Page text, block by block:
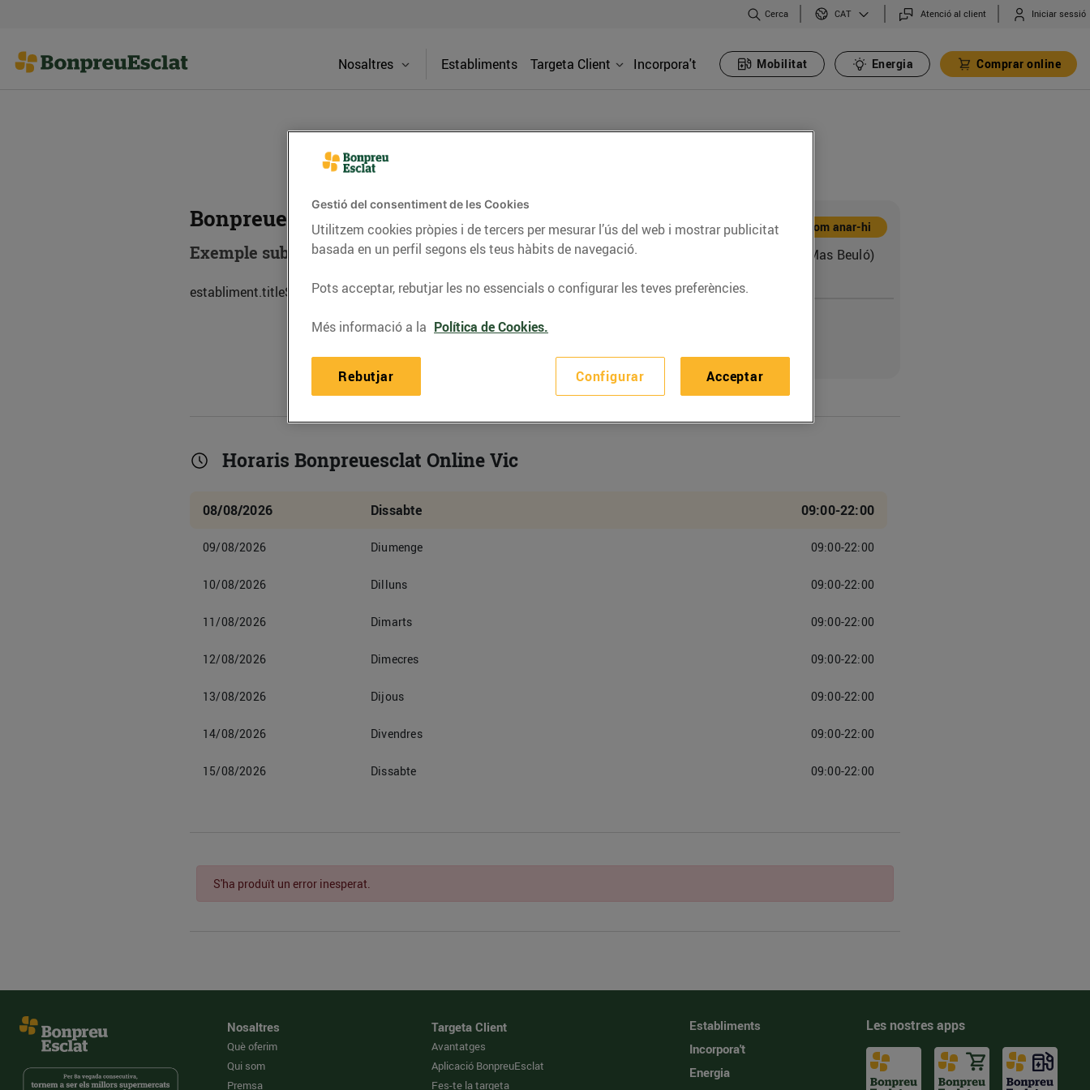
Cerca CAT Atenció al client Iniciar sessió
Nosaltres Establiments Targeta Client Incorpora't Mobilitat Energia Comprar online
Bonpreuesclat Online CR Vic
Exemple subtitol establiment
establiment.titleSub.descripcio.0
Adreça Com anar-hi
C. de Ripoll, 20 (Pol. Ind. Mas Beuló)
938268665
Horaris Bonpreuesclat Online Vic
08/08/2026 Dissabte 09:00-22:00
09/08/2026 Diumenge 09:00-22:00
10/08/2026 Dilluns 09:00-22:00
11/08/2026 Dimarts 09:00-22:00
12/08/2026 Dimecres 09:00-22:00
13/08/2026 Dijous 09:00-22:00
14/08/2026 Divendres 09:00-22:00
15/08/2026 Dissabte 09:00-22:00
S'ha produït un error inesperat.
Nosaltres
Què oferim
Qui som
Premsa
Targeta Client
Avantatges
Aplicació BonpreuEsclat
Fes-te la targeta
Establiments
Incorpora't
Energia
Les nostres apps
Gestió del consentiment de les Cookies
Utilitzem cookies pròpies i de tercers per mesurar l’ús del web i mostrar publicitat
basada en un perfil segons els teus hàbits de navegació.
Pots acceptar, rebutjar les no essencials o configurar les teves preferències.
Més informació a la Política de Cookies.
Configurar
Rebutjar Acceptar